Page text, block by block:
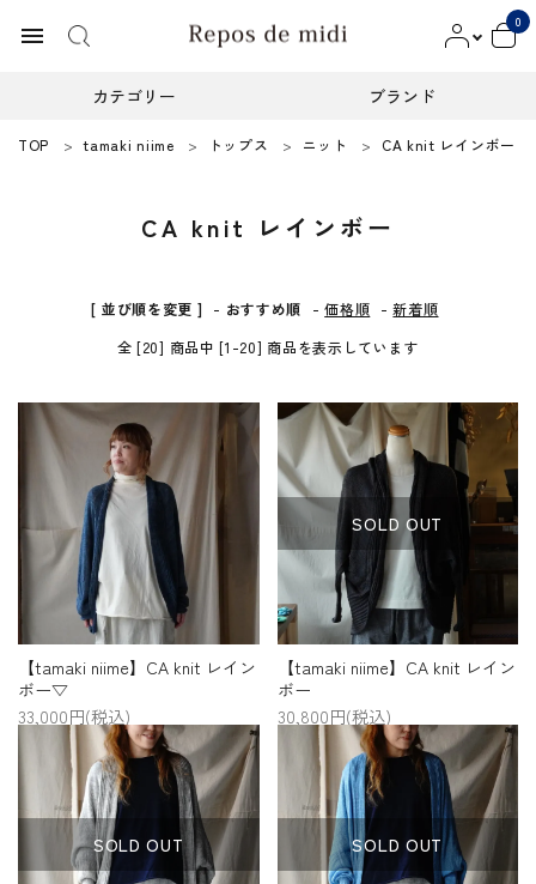
menu
0
カテゴリー ブランド
ACCOUNT MENU
person 新規会員登録
カテゴリー
インフォメーション
お知らせ
ご利用ガイド
プライバシーポリシー
特定商取引法について
お問い合わせ
TOP tamaki niime トップス ニット CA knit レインボー
CA knit レインボー
[ 並び順を変更 ] - おすすめ順 -価格順 -新着順
全 [20] 商品中 [1-20] 商品を表示しています
【tamaki niime】CA knit レイン
ボー▽
33,000円(税込)
SOLD OUT
【tamaki niime】CA knit レイン
ボー
30,800円(税込)
SOLD OUT SOLD OUT